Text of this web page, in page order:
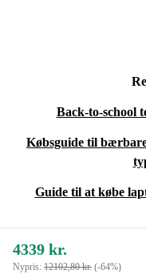
Back-to-school
Købsguide til
Guide til at købe
4339 kr.
Nypris: 12102,80 kr. (-64%)